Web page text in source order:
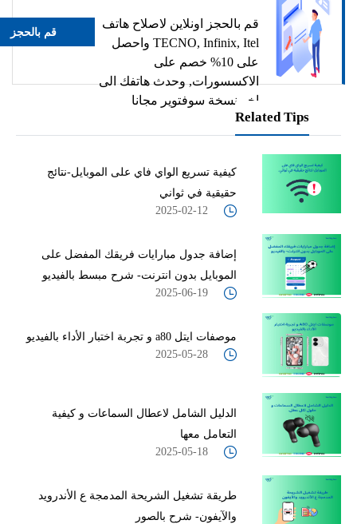
قم بالحجز اونلاين لاصلاح هاتف
TECNO, Infinix, Itel واحصل
على 10% خصم على
الاكسسورات, وحدث هاتفك الى
اخر نسخة سوفتوير مجانا
قم بالحجز
Related Tips
كيفية تسريع الواي فاي على الموبايل-نتائج
حقيقية في ثواني
2025-02-12
إضافة جدول مبارايات فريقك المفضل على
الموبايل بدون انترنت- شرح مبسط بالفيديو
2025-06-19
موصفات ايتل a80 و تجربة اختبار الأداء بالفيديو
2025-05-28
الدليل الشامل لاعطال السماعات و كيفية
التعامل معها
2025-05-18
طريقة تشغيل الشريحة المدمجة ع الأندرويد
والآيفون- شرح بالصور